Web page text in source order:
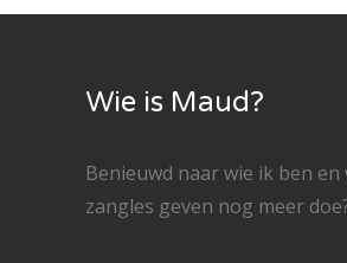
Wie is Maud?
Benieuwd naar wie ik ben
zangles geven nog meer